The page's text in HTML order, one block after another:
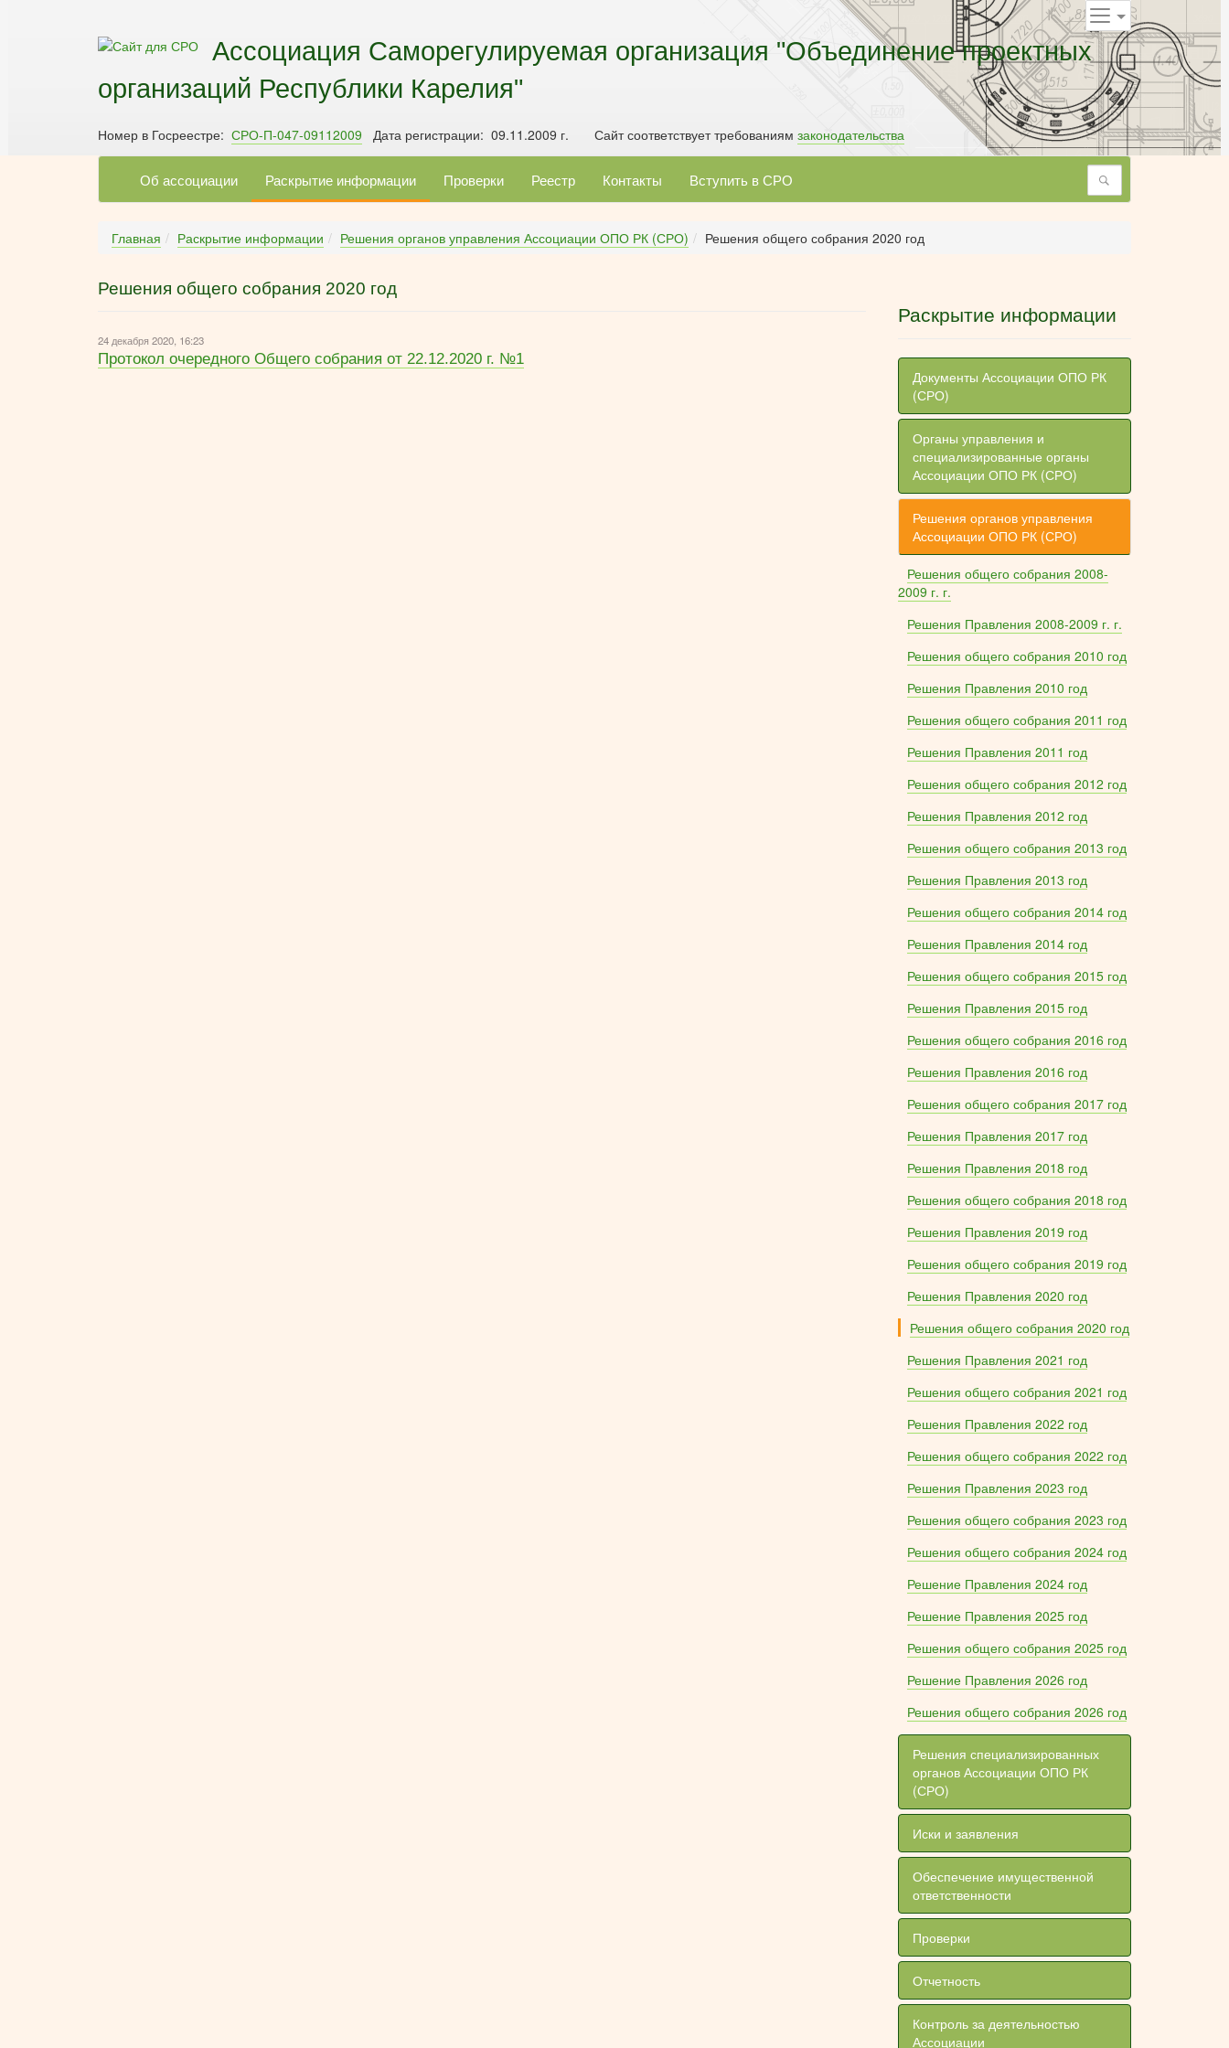
Ассоциация Саморегулируемая организация "Объединение проектных
организаций Республики Карелия"
Номер в Госреестре: СРО-П-047-09112009 Дата регистрации: 09.11.2009 г. Сайт соответствует требованиям законодательства
Об ассоциации Раскрытие информации Проверки Реестр Контакты Вступить в СРО Поиск
Главная Раскрытие информации Решения органов управления Ассоциации ОПО РК (СРО) Решения общего собрания 2020 год
Решения общего собрания 2020 год
24 декабря 2020, 16:23
Протокол очередного Общего собрания от 22.12.2020 г. №1
Раскрытие информации
Документы Ассоциации ОПО РК
(СРО)
Органы управления и
специализированные органы
Ассоциации ОПО РК (СРО)
Решения органов управления
Ассоциации ОПО РК (СРО)
Решения общего собрания 2008-
2009 г. г.
Решения Правления 2008-2009 г. г.
Решения общего собрания 2010 год
Решения Правления 2010 год
Решения общего собрания 2011 год
Решения Правления 2011 год
Решения общего собрания 2012 год
Решения Правления 2012 год
Решения общего собрания 2013 год
Решения Правления 2013 год
Решения общего собрания 2014 год
Решения Правления 2014 год
Решения общего собрания 2015 год
Решения Правления 2015 год
Решения общего собрания 2016 год
Решения Правления 2016 год
Решения общего собрания 2017 год
Решения Правления 2017 год
Решения Правления 2018 год
Решения общего собрания 2018 год
Решения Правления 2019 год
Решения общего собрания 2019 год
Решения Правления 2020 год
Решения общего собрания 2020 год
Решения Правления 2021 год
Решения общего собрания 2021 год
Решения Правления 2022 год
Решения общего собрания 2022 год
Решения Правления 2023 год
Решения общего собрания 2023 год
Решения общего собрания 2024 год
Решение Правления 2024 год
Решение Правления 2025 год
Решения общего собрания 2025 год
Решение Правления 2026 год
Решения общего собрания 2026 год
Решения специализированных
органов Ассоциации ОПО РК
(СРО)
Иски и заявления
Обеспечение имущественной
ответственности
Проверки
Отчетность
Контроль за деятельностью
Ассоциации